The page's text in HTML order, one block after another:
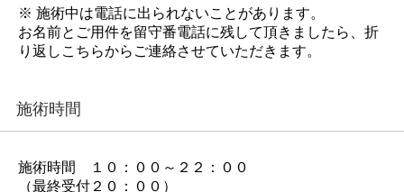
※ 施術中は電話に出られないことがあります。
お名前とご用件を留守番電話に残して頂きましたら、折
り返しこちらからご連絡させていただきます。
施術時間
施術時間 １０：００～２２：００
（最終受付２０：００）